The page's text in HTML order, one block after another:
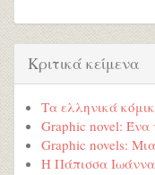
Κριτικά κείμενα
Τα ελληνικά
Graphic novel: Ένα
Graphic novels:
Η Πάπισσα